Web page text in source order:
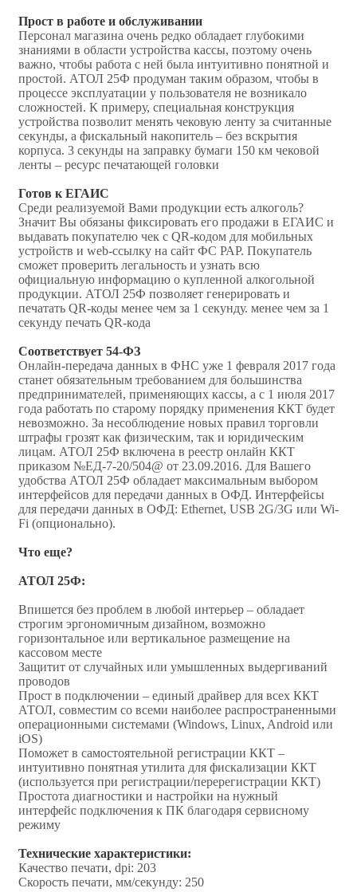
Прост в работе и обслуживании
Персонал магазина очень редко обладает глубокими
знаниями в области устройства кассы, поэтому очень
важно, чтобы работа с ней была интуитивно понятной и
простой. АТОЛ 25Ф продуман таким образом, чтобы в
процессе эксплуатации у пользователя не возникало
сложностей. К примеру, специальная конструкция
устройства позволит менять чековую ленту за считанные
секунды, а фискальный накопитель – без вскрытия
корпуса. 3 секунды на заправку бумаги 150 км чековой
ленты – ресурс печатающей головки
Готов к ЕГАИС
Среди реализуемой Вами продукции есть алкоголь?
Значит Вы обязаны фиксировать его продажи в ЕГАИС и
выдавать покупателю чек с QR-кодом для мобильных
устройств и web-ссылку на сайт ФС РАР. Покупатель
сможет проверить легальность и узнать всю
официальную информацию о купленной алкогольной
продукции. АТОЛ 25Ф позволяет генерировать и
печатать QR-коды менее чем за 1 секунду. менее чем за 1
секунду печать QR-кода
Соответствует 54-ФЗ
Онлайн-передача данных в ФНС уже 1 февраля 2017 года
станет обязательным требованием для большинства
предпринимателей, применяющих кассы, а с 1 июля 2017
года работать по старому порядку применения ККТ будет
невозможно. За несоблюдение новых правил торговли
штрафы грозят как физическим, так и юридическим
лицам. АТОЛ 25Ф включена в реестр онлайн ККТ
приказом №EД-7-20/504@ от 23.09.2016. Для Вашего
удобства АТОЛ 25Ф обладает максимальным выбором
интерфейсов для передачи данных в ОФД. Интерфейсы
для передачи данных в ОФД: Ethernet, USB 2G/3G или Wi-
Fi (опционально).
Что еще?
АТОЛ 25Ф:
Впишется без проблем в любой интерьер – обладает
строгим эргономичным дизайном, возможно
горизонтальное или вертикальное размещение на
кассовом месте
Защитит от случайных или умышленных выдергиваний
проводов
Прост в подключении – единый драйвер для всех ККТ
АТОЛ, совместим со всеми наиболее распространенными
операционными системами (Windows, Linux, Android или
iOS)
Поможет в самостоятельной регистрации ККТ –
интуитивно понятная утилита для фискализации ККТ
(используется при регистрации/перерегистрации ККТ)
Простота диагностики и настройки на нужный
интерфейс подключения к ПК благодаря сервисному
режиму
Технические характеристики:
Качество печати, dpi: 203
Скорость печати, мм/секунду: 250